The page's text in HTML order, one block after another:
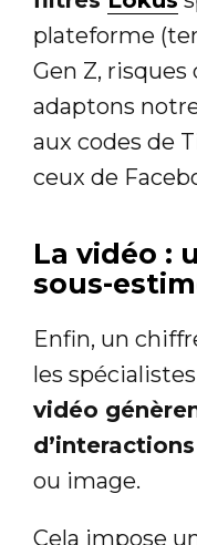
plateforme
Gen Z, risques
adaptons
aux codes de
ceux de
La vidéo :
sous-
Enfin, un
les
vidéo
d’interactions
ou image.
Cela impose